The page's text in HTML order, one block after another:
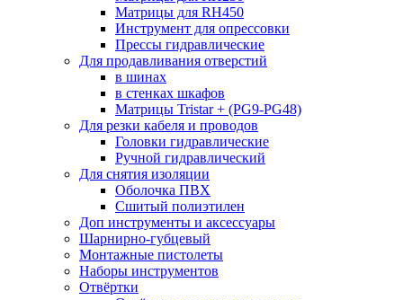
Матрицы для RH450
Инструмент для опрессовки
Прессы гидравлические
Для продавливания отверстий
в шинах
в стенках шкафов
Матрицы Tristar + (PG9-PG48)
Для резки кабеля и проводов
Головки гидравлические
Ручной гидравлический
Для снятия изоляции
Оболочка ПВХ
Сшитый полиэтилен
Доп инструменты и аксессуары
Шарнирно-губцевый
Монтажные пистолеты
Наборы инструментов
Отвёртки